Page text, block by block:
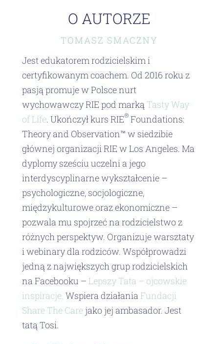
O AUTORZE
TOMASZ SMACZNY
Jest edukatorem rodzicielskim i
certyfikowanym coachem. Od 2016 roku z
pasją promuje w Polsce nurt
wychowawczy RIE pod marką Tasty Way
of Life. Ukończył kurs RIE®Foundations:
Theory and Observation™ w siedzibie
głównej organizacji RIE w Los Angeles. Ma
dyplomy sześciu uczelni a jego
interdyscyplinarne wykształcenie –
psychologiczne, socjologiczne,
międzykulturowe oraz ekonomiczne –
pozwala mu spojrzeć na rodzicielstwo z
różnych perspektyw. Organizuje warsztaty
i webinary dla rodziców. Współprowadzi
jedną z największych grup rodzicielskich
na Facebooku – Lepszy Tata – ojcowskie
inspiracje. Wspiera działania Fundacji
Share The Carejako jej ambasador. Jest
tatą Tosi.